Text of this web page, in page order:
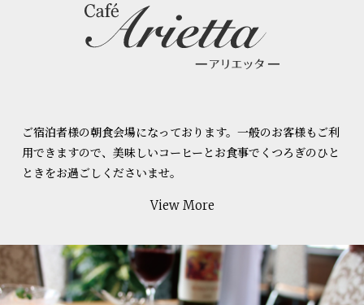
ご宿泊者様の朝食会場になっております。一般のお客様もご利
用できますので、美味しいコーヒーとお食事でくつろぎのひと
ときをお過ごしくださいませ。
View More